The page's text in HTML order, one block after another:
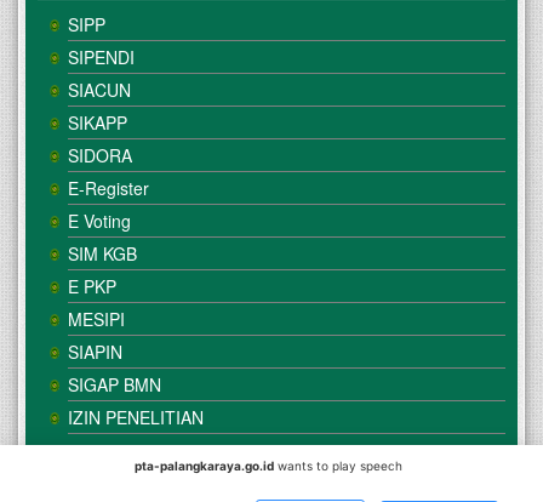
SIPP
SIPENDI
SIACUN
SIKAPP
SIDORA
E-Register
E Voting
SIM KGB
E PKP
MESIPI
SIAPIN
SIGAP BMN
IZIN PENELITIAN
pta-palangkaraya.go.id wants to play speech